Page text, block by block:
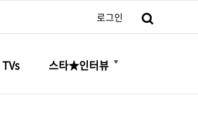
로그인
TVs 스타★인터뷰
더보기